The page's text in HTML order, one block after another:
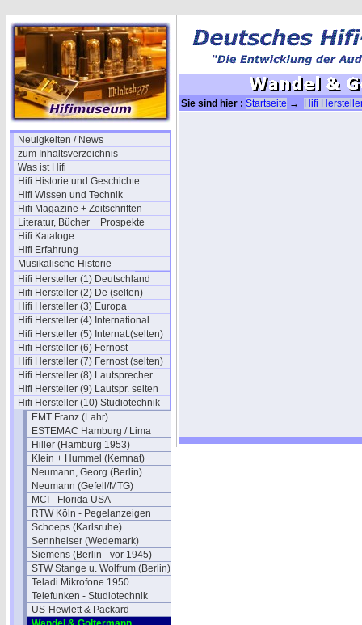
Neuigkeiten / News
zum Inhaltsverzeichnis
Was ist Hifi
Hifi Historie und Geschichte
Hifi Wissen und Technik
Hifi Magazine + Zeitschriften
Literatur, Bücher + Prospekte
Hifi Kataloge
Hifi Erfahrung
Musikalische Historie
Hifi Hersteller (1) Deutschland
Hifi Hersteller (2) De (selten)
Hifi Hersteller (3) Europa
Hifi Hersteller (4) International
Hifi Hersteller (5) Internat.(selten)
Hifi Hersteller (6) Fernost
Hifi Hersteller (7) Fernost (selten)
Hifi Hersteller (8) Lautsprecher
Hifi Hersteller (9) Lautspr. selten
Hifi Hersteller (10) Studiotechnik
EMT Franz (Lahr)
ESTEMAC Hamburg / Lima
Hiller (Hamburg 1953)
Klein + Hummel (Kemnat)
Neumann, Georg (Berlin)
Neumann (Gefell/MTG)
MCI - Florida USA
RTW Köln - Pegelanzeigen
Schoeps (Karlsruhe)
Sennheiser (Wedemark)
Siemens (Berlin - vor 1945)
STW Stange u. Wolfrum (Berlin)
Teladi Mikrofone 1950
Telefunken - Studiotechnik
US-Hewlett & Packard
Sie sind hier : Startseite → Hifi